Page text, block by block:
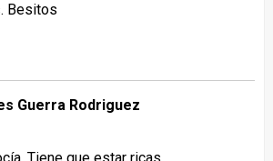
Besitos
Guerra Rodriguez